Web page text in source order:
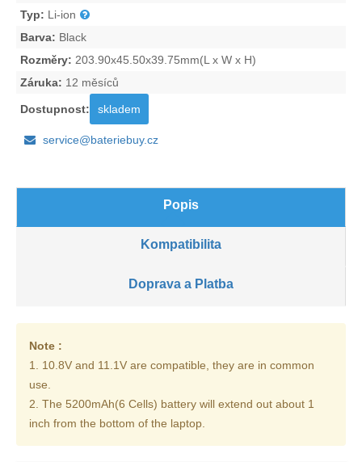
Typ: Li-ion
Barva: Black
Rozměry: 203.90x45.50x39.75mm(L x W x H)
Záruka: 12 měsíců
Dostupnost: skladem
service@bateriebuy.cz
Popis
Kompatibilita
Doprava a Platba
Note :
1. 10.8V and 11.1V are compatible, they are in common
use.
2. The 5200mAh(6 Cells) battery will extend out about 1
inch from the bottom of the laptop.